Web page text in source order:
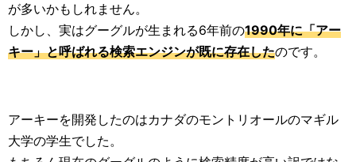
が多いかもしれません。
しかし、実はグーグルが生まれる6年前の1990年に「アー
キー」と呼ばれる検索エンジンが既に存在したのです。
アーキーを開発したのはカナダのモントリオールのマギル
大学の学生でした。